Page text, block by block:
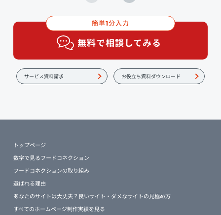
簡単1分入力
無料で相談してみる
サービス資料請求 お役立ち資料ダウンロード
トップページ
数字で見るフードコネクション
フードコネクションの取り組み
選ばれる理由
あなたのサイトは大丈夫？良いサイト・ダメなサイトの見極め方
すべてのホームページ制作実績を見る